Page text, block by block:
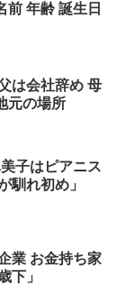
前 年齢 誕生日
は会社辞め 母
元の場所
子はピアニス
馴れ初め」
業 お金持ち家
下」